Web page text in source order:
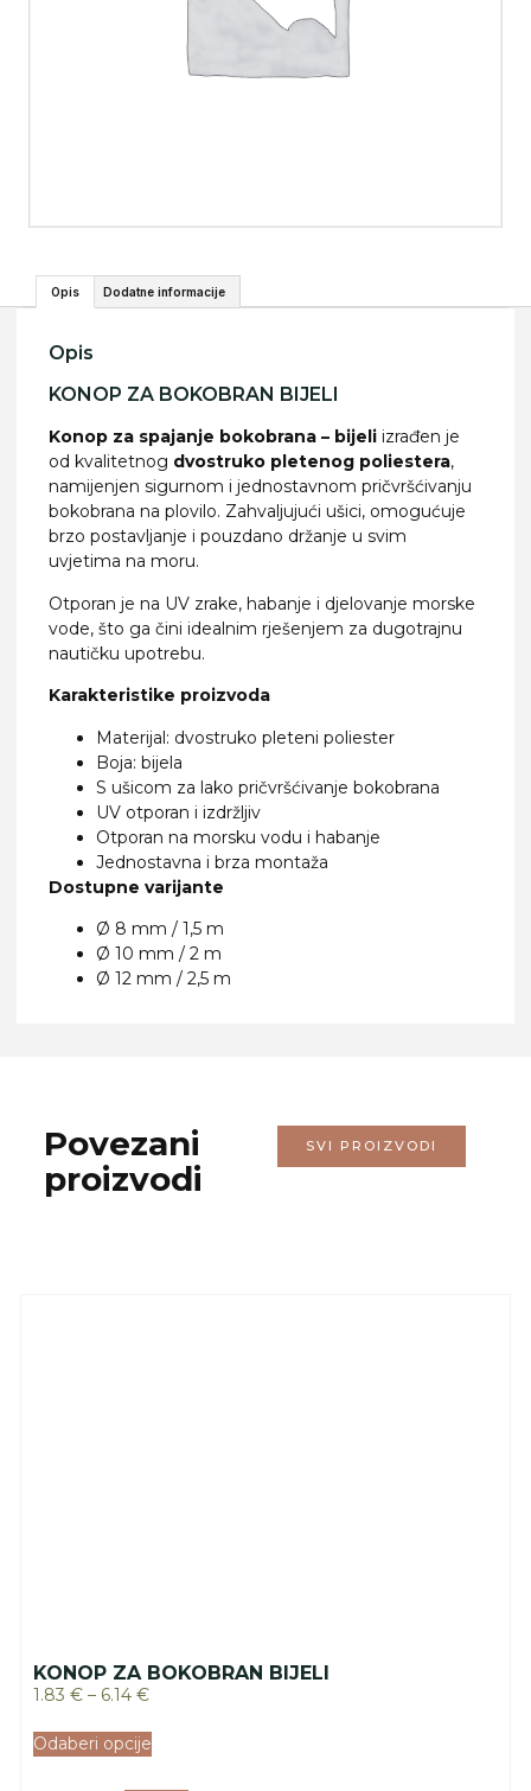
Opis Dodatne informacije
Opis
KONOP ZA BOKOBRAN BIJELI
Konop za spajanje bokobrana – bijeli izrađen je
od kvalitetnog dvostruko pletenog poliestera,
namijenjen sigurnom i jednostavnom pričvršćivanju
bokobrana na plovilo. Zahvaljujući ušici, omogućuje
brzo postavljanje i pouzdano držanje u svim
uvjetima na moru.
Otporan je na UV zrake, habanje i djelovanje morske
vode, što ga čini idealnim rješenjem za dugotrajnu
nautičku upotrebu.
Karakteristike proizvoda
Materijal: dvostruko pleteni poliester
Boja: bijela
S ušicom za lako pričvršćivanje bokobrana
UV otporan i izdržljiv
Otporan na morsku vodu i habanje
Jednostavna i brza montaža
Dostupne varijante
Ø 8 mm / 1,5 m
Ø 10 mm / 2 m
Ø 12 mm / 2,5 m
Povezani
proizvodi
SVI PROIZVODI
KONOP ZA BOKOBRAN BIJELI
1.83 € – 6.14 €
Odaberi opcije